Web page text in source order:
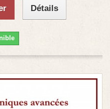
Détails